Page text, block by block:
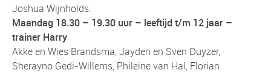
Joshua Wijnholds.
Maandag 18.30 – 19.30 uur – leeftijd t/m 12 jaar –
trainer Harry
Akke en Wies Brandsma, Jayden en Sven Duyzer,
Sherayno Gedi-Willems, Phileine van Hal, Florian